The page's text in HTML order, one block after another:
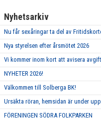
Nyhetsarkiv
Nu får sexåringar ta del av
Nya styrelsen efter årsmötet 2026
Vi kommer inom kort att avisera
NYHETER 2026!
Välkommen till Solberga BK!
Ursäkta röran, hemsidan är under
FÖRENINGEN SÖDRA FOLKPARKEN